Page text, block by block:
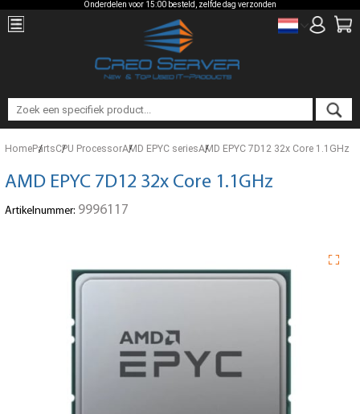
Onderdelen voor 15:00 besteld, zelfde dag verzonden
HomePartsCPU ProcessorAMD EPYC seriesAMD EPYC 7D12 32x Core 1.1GHz
AMD EPYC 7D12 32x Core 1.1GHz
Artikelnummer: 9996117